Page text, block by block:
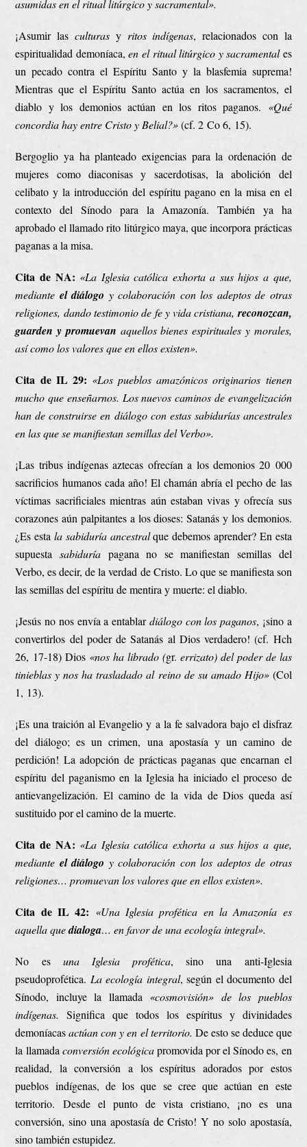
asumidas en el ritual litúrgico y sacramental».
¡Asumir las culturasy ritos indígenas, relacionados con la
espiritualidad demoníaca,en el ritual litúrgico y sacramentales
un pecado contra el Espíritu Santo y la blasfemia suprema!
Mientras que el Espíritu Santo actúa en los sacramentos, el
diablo y los demonios actúan en los ritos paganos. «Qué
concordia hay entre Cristo y Belial?»(cf. 2 Co 6, 15).
Bergoglio ya ha planteado exigencias para la ordenación de
mujeres como diaconisas y sacerdotisas, la abolición del
celibato y la introducción del espíritu pagano en la misa en el
contexto del Sínodo para la Amazonía. También ya ha
aprobado el llamado rito litúrgico maya, que incorpora prácticas
paganas a la misa.
Cita de NA: «La Iglesia católica exhorta a sus hijos a que,
mediante el diálogo y colaboración con los adeptos de otras
religiones, dando testimonio de fe y vida cristiana, reconozcan,
guarden y promuevan aquellos bienes espirituales y morales,
así como los valores que en ellos existen».
Cita de IL 29: «Los pueblos amazónicos originarios tienen
mucho que enseñarnos. Los nuevos caminos de evangelización
han de construirse en diálogo con estas sabidurías ancestrales
en las que se manifiestan semillas del Verbo».
¡Las tribus indígenas aztecas ofrecían a los demonios 20 000
sacrificios humanos cada año! El chamán abría el pecho de las
víctimas sacrificiales mientras aún estaban vivas y ofrecía sus
corazones aún palpitantes a los dioses: Satanás y los demonios.
¿Es estala sabiduría ancestralque debemos aprender? En esta
supuestasabiduría pagana no se manifiestan semillas del
Verbo, es decir, de la verdad de Cristo. Lo que se manifiesta son
las semillas del espíritu de mentira y muerte: el diablo.
¡Jesús no nos envía a entablardiálogo con los paganos, ¡sino a
convertirlos del poder de Satanás al Dios verdadero! (cf. Hch
26, 17-18) Dios «nos ha librado (gr. errizato) del poder de las
tinieblas y nos ha trasladado al reino de su amado Hijo»(Col
1, 13).
¡Es una traición al Evangelio y a la fe salvadora bajo el disfraz
del diálogo; es un crimen, una apostasía y un camino de
perdición! La adopción de prácticas paganas que encarnan el
espíritu del paganismo en la Iglesia ha iniciado el proceso de
antievangelización. El camino de la vida de Dios queda así
sustituido por el camino de la muerte.
Cita de NA: «La Iglesia católica exhorta a sus hijos a que,
mediante el diálogo y colaboración con los adeptos de otras
religiones… promuevan los valores que en ellos existen».
Cita de IL 42: «Una Iglesia profética en la Amazonía es
aquella quedialoga… en favor de una ecología integral».
No es una Iglesia profética, sino una anti-Iglesia
pseudoprofética. La ecología integral, según el documento del
Sínodo, incluye la llamada «cosmovisión» de los pueblos
indígenas.Significa que todos los espíritus y divinidades
demoníacasactúan con y en el territorio. De esto se deduce que
la llamada conversión ecológicapromovida por el Sínodo es, en
realidad, la conversión a los espíritus adorados por estos
pueblos indígenas, de los que se cree que actúan en este
territorio. Desde el punto de vista cristiano, ¡no es una
conversión, sino una apostasía de Cristo! Y no solo apostasía,
sino también estupidez.